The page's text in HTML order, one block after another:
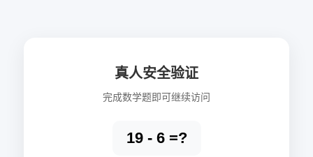
真人安全验证
完成数学题即可继续访问
19 - 6 =?